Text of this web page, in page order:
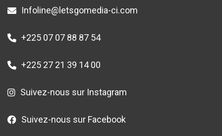
Infoline@letsgomedia-ci.com
+225 07 07 88 87 54
+225 27 21 39 14 00
Suivez-nous sur Instagram
Suivez-nous sur Facebook